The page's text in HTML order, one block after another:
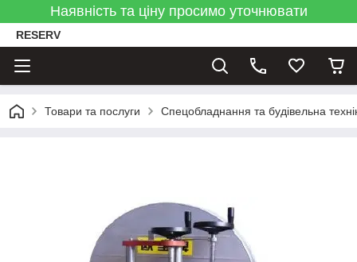
Наявність та ціну просимо уточнювати
RESERV
Товари та послуги Спецобладнання та будівельна